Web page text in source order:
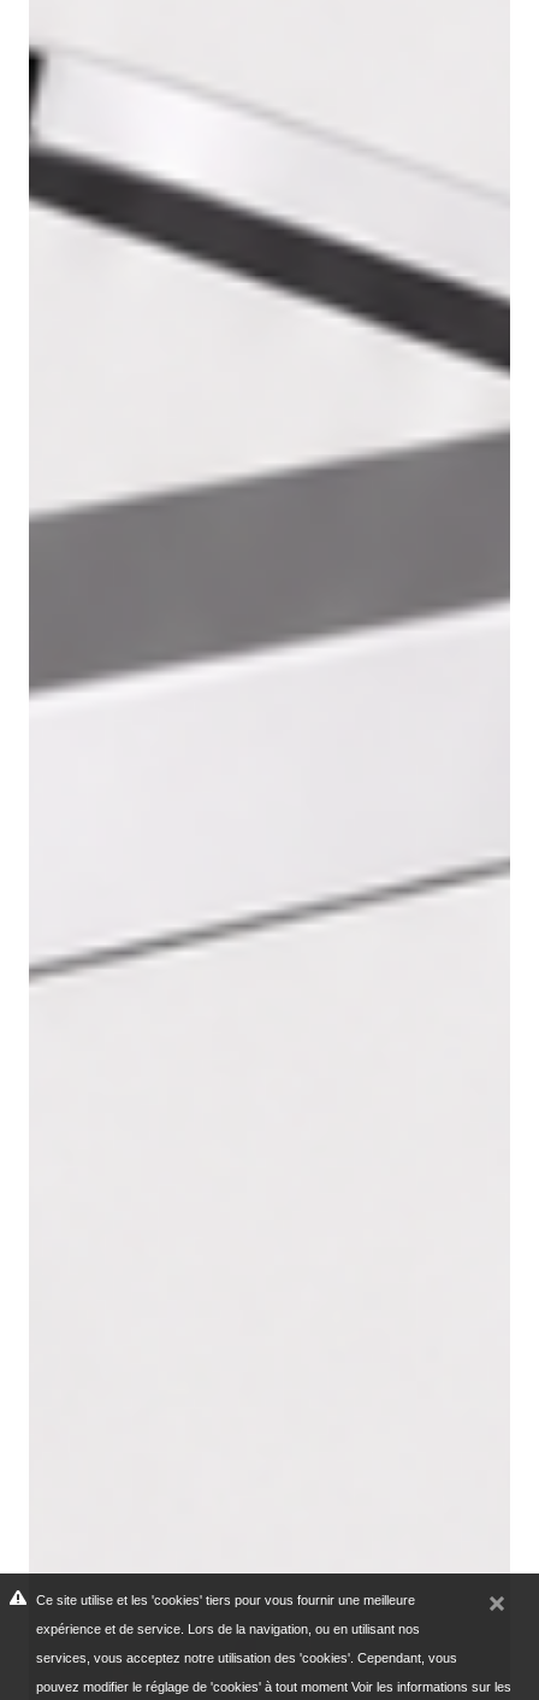
Ce site utilise et les 'cookies' tiers pour vous fournir une meilleure
expérience et de service. Lors de la navigation, ou en utilisant nos
services, vous acceptez notre utilisation des 'cookies'. Cependant, vous
pouvez modifier le réglage de 'cookies' à tout moment Voir les informations sur les